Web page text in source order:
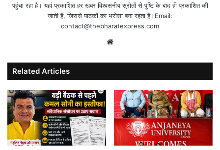
पहुंचा रहा है। यहां प्रकाशित हर खबर विश्वसनीय स्रोतों से पुष्टि के बाद ही प्रकाशित की
जाती है, जिससे पाठकों का भरोसा बना रहता है।Email:
contact@thebharatexpress.com
Related Articles